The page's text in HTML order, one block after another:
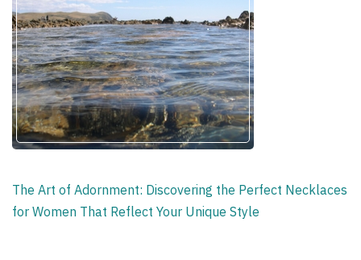
The Art of Adornment: Discovering the Perfect Necklaces
for Women That Reflect Your Unique Style